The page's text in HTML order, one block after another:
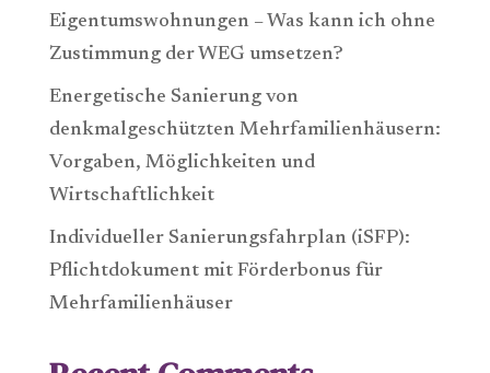
Eigentumswohnungen – Was kann ich ohne
Zustimmung der WEG umsetzen?
Energetische Sanierung von
denkmalgeschützten Mehrfamilienhäusern:
Vorgaben, Möglichkeiten und
Wirtschaftlichkeit
Individueller Sanierungsfahrplan (iSFP):
Pflichtdokument mit Förderbonus für
Mehrfamilienhäuser